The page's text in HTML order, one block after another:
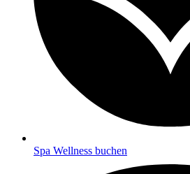
Spa Wellness buchen